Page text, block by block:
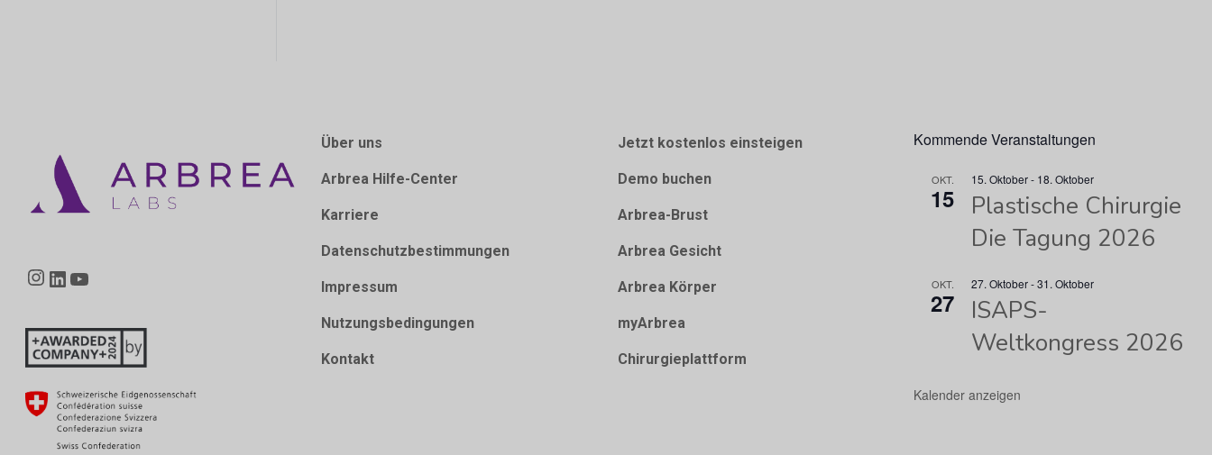
Instagram
LinkedIn
Über uns
Arbrea Hilfe-Center
Karriere
Datenschutzbestimmungen
Impressum
Nutzungsbedingungen
Kontakt
Jetzt kostenlos einsteigen
Demo buchen
Arbrea-Brust
Arbrea Gesicht
Arbrea Körper
myArbrea
Chirurgieplattform
Kommende Veranstaltungen
OKT.
15
15. Oktober- 18. Oktober
Plastische Chirurgie
Die Tagung 2026
OKT.
27
27. Oktober-31. Oktober
ISAPS-
Weltkongress 2026
Kalender anzeigen